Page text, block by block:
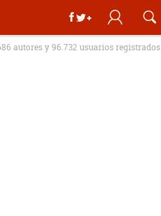
autores y 96.732 usuarios registrados